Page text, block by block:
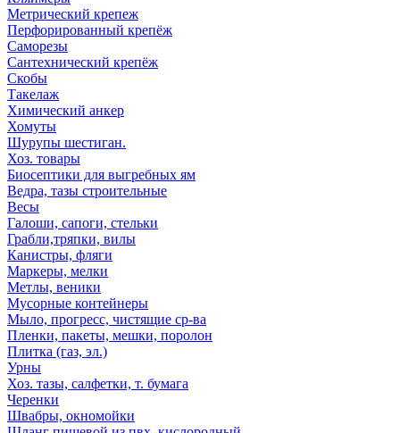
Метрический крепеж
Перфорированный крепёж
Саморезы
Сантехнический крепёж
Скобы
Такелаж
Химический анкер
Хомуты
Шурупы шестиган.
Хоз. товары
Биосептики для выгребных ям
Ведра, тазы строительные
Весы
Галоши, сапоги, стельки
Грабли,тряпки, вилы
Канистры, фляги
Маркеры, мелки
Метлы, веники
Мусорные контейнеры
Мыло, прогресс, чистящие ср-ва
Пленки, пакеты, мешки, поролон
Плитка (газ, эл.)
Урны
Хоз. тазы, салфетки, т. бумага
Черенки
Швабры, окномойки